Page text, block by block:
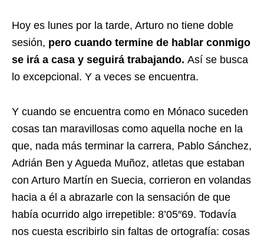
Hoy es lunes por la tarde, Arturo no tiene doble
sesión, pero cuando termine de hablar conmigo
se irá a casa y seguirá trabajando. Así se busca
lo excepcional. Y a veces se encuentra.
Y cuando se encuentra como en Mónaco suceden
cosas tan maravillosas como aquella noche en la
que, nada más terminar la carrera, Pablo Sánchez,
Adrián Ben y Agueda Muñoz, atletas que estaban
con Arturo Martín en Suecia, corrieron en volandas
hacia a él a abrazarle con la sensación de que
había ocurrido algo irrepetible: 8’05″69. Todavía
nos cuesta escribirlo sin faltas de ortografía: cosas